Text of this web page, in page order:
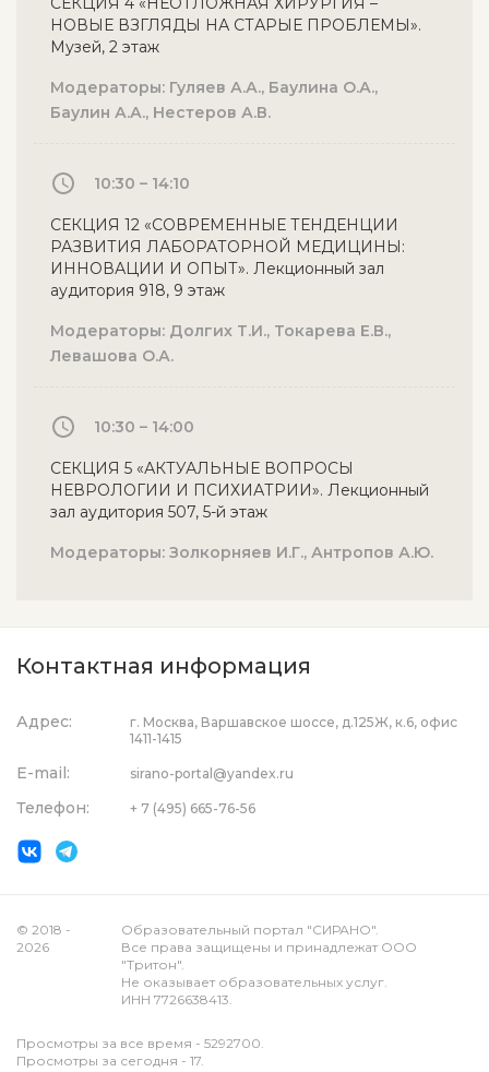
НОВЫЕ ВЗГЛЯДЫ НА СТАРЫЕ ПРОБЛЕМЫ».
Музей, 2 этаж
Модераторы: Гуляев А.А., Баулина О.А.,
Баулин А.А., Нестеров А.В.
10:30 – 14:10
СЕКЦИЯ 12 «СОВРЕМЕННЫЕ ТЕНДЕНЦИИ
РАЗВИТИЯ ЛАБОРАТОРНОЙ МЕДИЦИНЫ:
ИННОВАЦИИ И ОПЫТ». Лекционный зал
аудитория 918, 9 этаж
Модераторы: Долгих Т.И., Токарева Е.В.,
Левашова О.А.
10:30 – 14:00
СЕКЦИЯ 5 «АКТУАЛЬНЫЕ ВОПРОСЫ
НЕВРОЛОГИИ И ПСИХИАТРИИ». Лекционный
зал аудитория 507, 5-й этаж
Модераторы: Золкорняев И.Г., Антропов А.Ю.
Контактная информация
Адрес:
г. Москва, Варшавское шоссе, д.125Ж, к.6, офис
1411-1415
E-mail: sirano-portal@yandex.ru
Телефон: + 7 (495) 665-76-56
© 2018 -
2026
Образовательный портал "СИРАНО".
Все права защищены и принадлежат ООО
"Тритон".
Не оказывает образовательных услуг.
ИНН 7726638413.
Просмотры за все время - 5292700.
Просмотры за сегодня - 17.